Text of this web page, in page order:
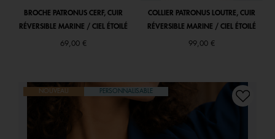
BROCHE PATRONUS CERF, CUIR
RÉVERSIBLE MARINE / CIEL ÉTOILÉ
69,00 €
COLLIER PATRONUS LOUTRE, CUIR
RÉVERSIBLE MARINE / CIEL ÉTOILÉ
99,00 €
NOUVEAU PERSONNALISABLE